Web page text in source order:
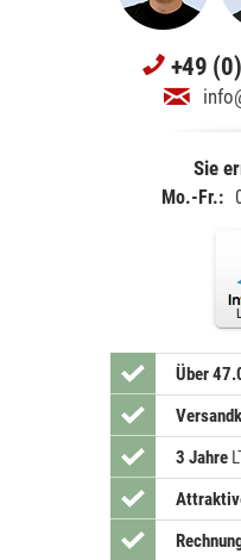
+49
Sie
Mo.-Fr.:
Über
3 Jahre